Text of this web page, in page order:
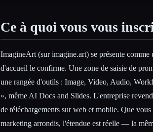
Ce à quoi vous vous
ImagineArt (sur imagine.art) se présente
d'accueil le confirme. Une zone de saisie de
une rangée d'outils : Image, Video, Audio,
», même AI Docs and Slides. L'entreprise
de téléchargements sur web et mobile. Que
marketing arrondis, l'étendue est réelle — la